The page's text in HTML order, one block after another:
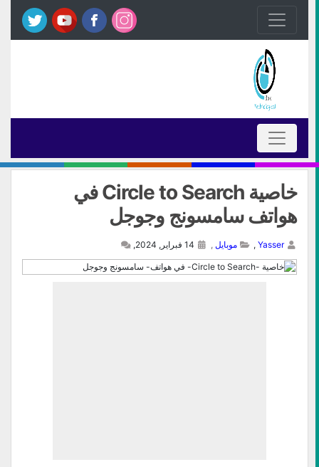
خاصية Circle to Search في
هواتف سامسونج وجوجل
Yasser
, موبايل ,